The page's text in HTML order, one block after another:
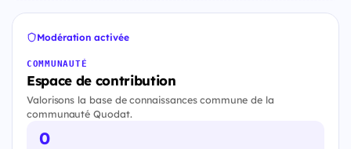
Modération activée
COMMUNAUTÉ
Espace de contribution
Valorisons la base de connaissances commune de la
communauté Quodat.
0